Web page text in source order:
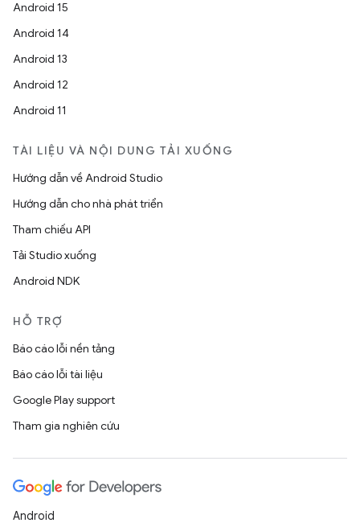
Android 15
Android 14
Android 13
Android 12
Android 11
TÀI LIỆU VÀ NỘI DUNG TẢI XUỐNG
Hướng dẫn về Android Studio
Hướng dẫn cho nhà phát triển
Tham chiếu API
Tải Studio xuống
Android NDK
HỖ TRỢ
Báo cáo lỗi nền tảng
Báo cáo lỗi tài liệu
Google Play support
Tham gia nghiên cứu
Android